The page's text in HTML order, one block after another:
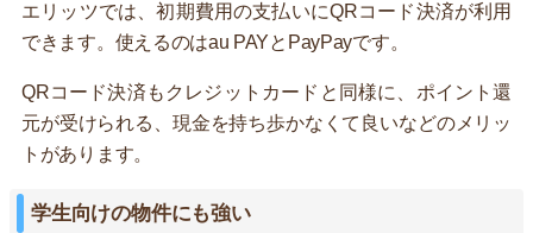
エリッツでは、初期費用の支払いにQRコード決済が利用
できます。使えるのはau PAYとPayPayです。
QRコード決済もクレジットカードと同様に、ポイント還
元が受けられる、現金を持ち歩かなくて良いなどのメリッ
トがあります。
学生向けの物件にも強い